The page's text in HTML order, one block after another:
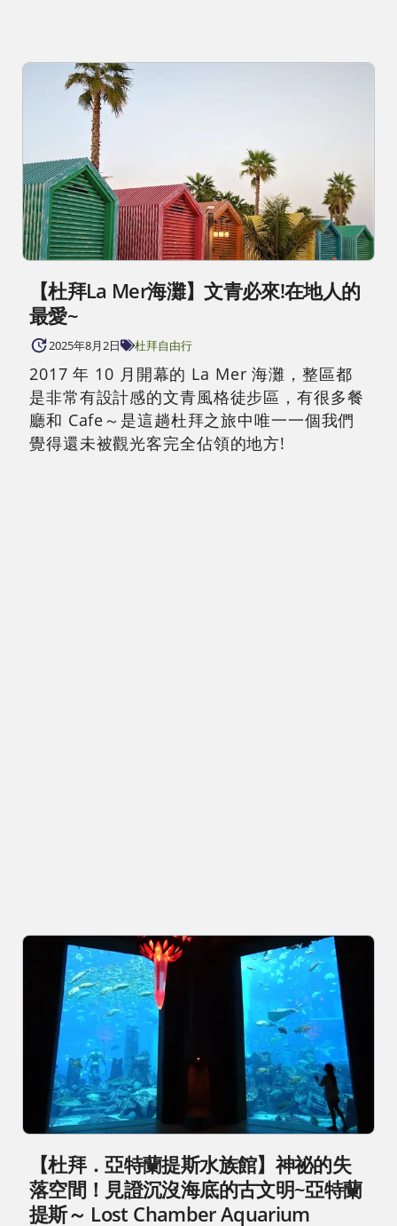
【杜拜La Mer海灘】文青必來!在地人的
最愛~
2025年8月2日 杜拜自由行
2017 年 10 月開幕的 La Mer 海灘，整區都
是非常有設計感的文青風格徒步區，有很多餐
廳和 Cafe～是這趟杜拜之旅中唯一一個我們
覺得還未被觀光客完全佔領的地方!
【杜拜．亞特蘭提斯水族館】神祕的失
落空間！見證沉沒海底的古文明~亞特蘭
提斯～ Lost Chamber Aquarium